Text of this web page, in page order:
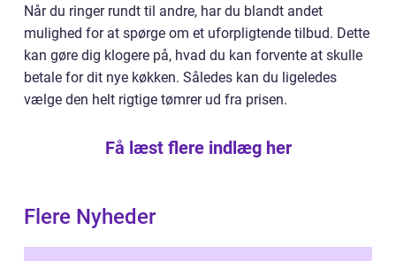
Når du ringer rundt til andre, har du blandt andet
mulighed for at spørge om et uforpligtende tilbud. Dette
kan gøre dig klogere på, hvad du kan forvente at skulle
betale for dit nye køkken. Således kan du ligeledes
vælge den helt rigtige tømrer ud fra prisen.
Få læst flere indlæg her
Flere Nyheder